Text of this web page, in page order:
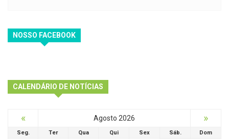
NOSSO FACEBOOK
CALENDÁRIO DE NOTÍCIAS
« Agosto 2026 »
Seg. Ter Qua Qui Sex Sáb. Dom